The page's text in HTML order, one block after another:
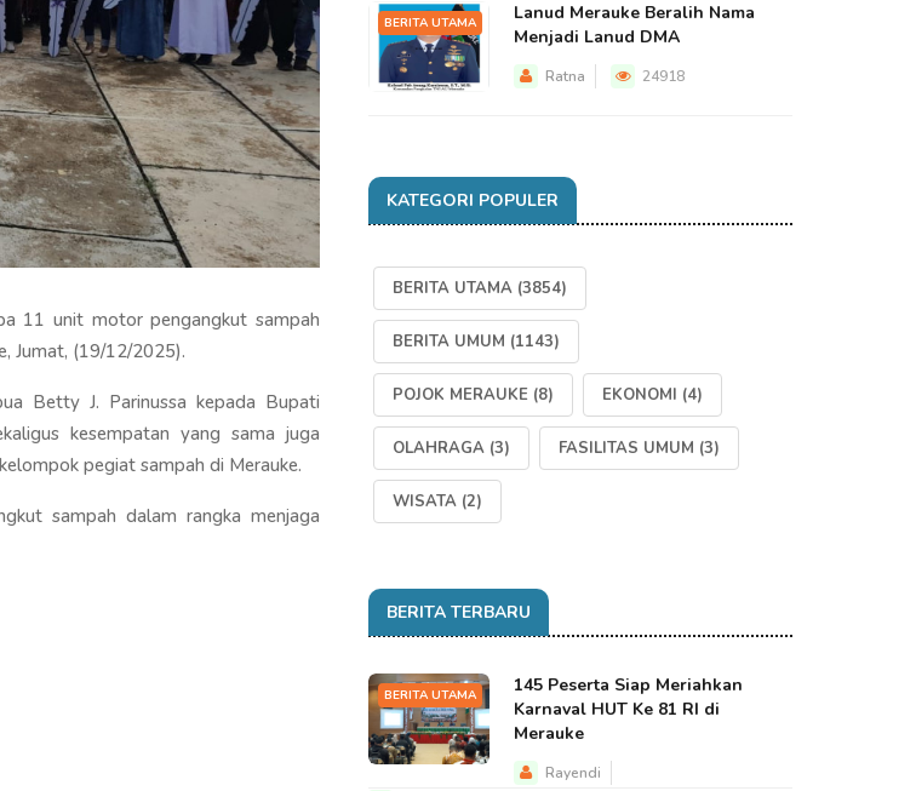
11 unit motor pengangkut sampah
Jumat, (19/12/2025).
Betty J. Parinussa kepada Bupati
kesempatan yang sama juga
pegiat sampah di Merauke.
sampah dalam rangka menjaga
BERITA UTAMA
Lanud Merauke Beralih Nama
Menjadi Lanud DMA
Ratna 24918
KATEGORI POPULER
BERITA UTAMA (3854)
BERITA UMUM (1143)
POJOK MERAUKE (8) EKONOMI (4)
OLAHRAGA (3) FASILITAS UMUM (3)
WISATA (2)
BERITA TERBARU
BERITA UTAMA
145 Peserta Siap Meriahkan
Karnaval HUT Ke 81 RI di
Merauke
Rayendi